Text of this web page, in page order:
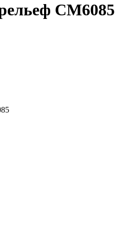
CM6085